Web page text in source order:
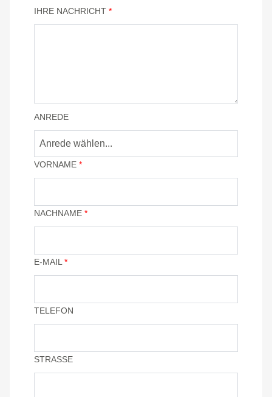
IHRE NACHRICHT *
ANREDE
VORNAME *
NACHNAME *
E-MAIL *
TELEFON
STRASSE